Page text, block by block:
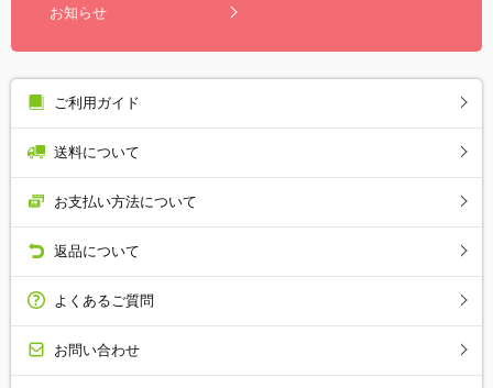
お知らせ
ご利用ガイド
送料について
お支払い方法について
返品について
よくあるご質問
お問い合わせ